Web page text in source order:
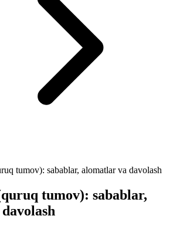
tumov): sabablar, alomatlar va davolash
tumov): sabablar,